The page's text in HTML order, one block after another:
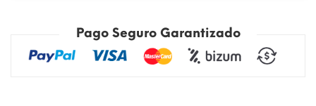
Pago Seguro Garantizado